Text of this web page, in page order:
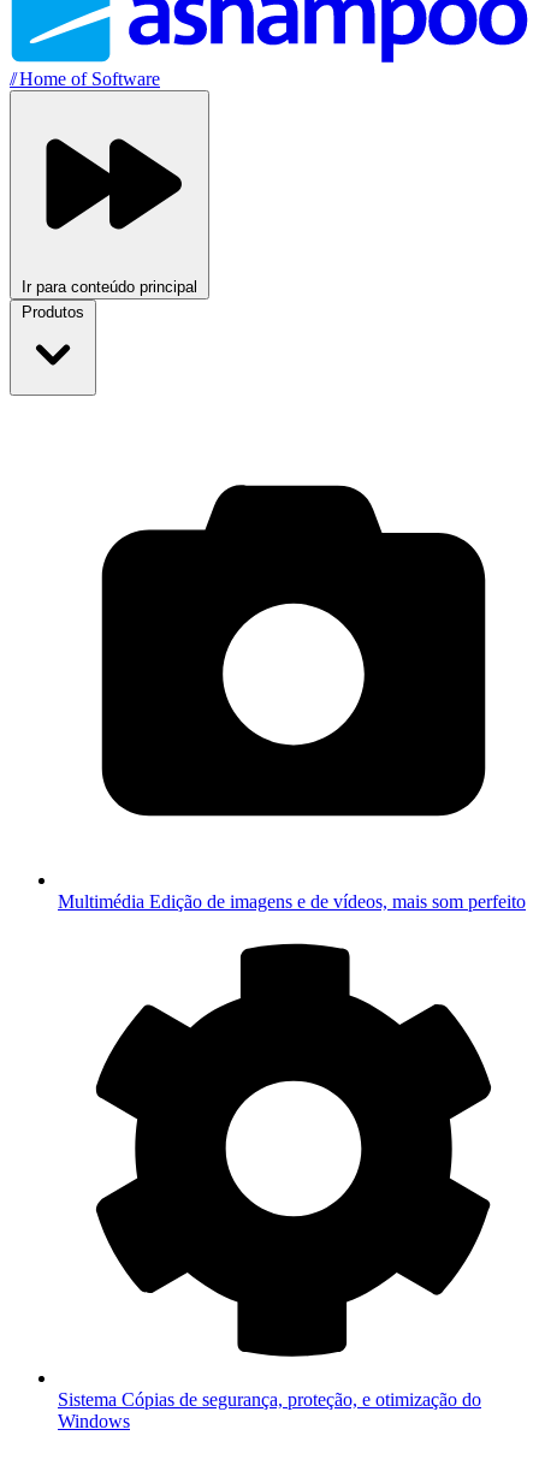
//Home of Software
Ir para conteúdo principal
Produtos
Multimédia Edição de imagens e de vídeos, mais som perfeito
Sistema Cópias de segurança, proteção, e otimização do
Windows